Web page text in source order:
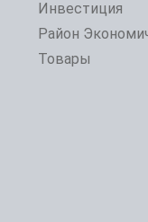
Инвестиция
Район
Товары